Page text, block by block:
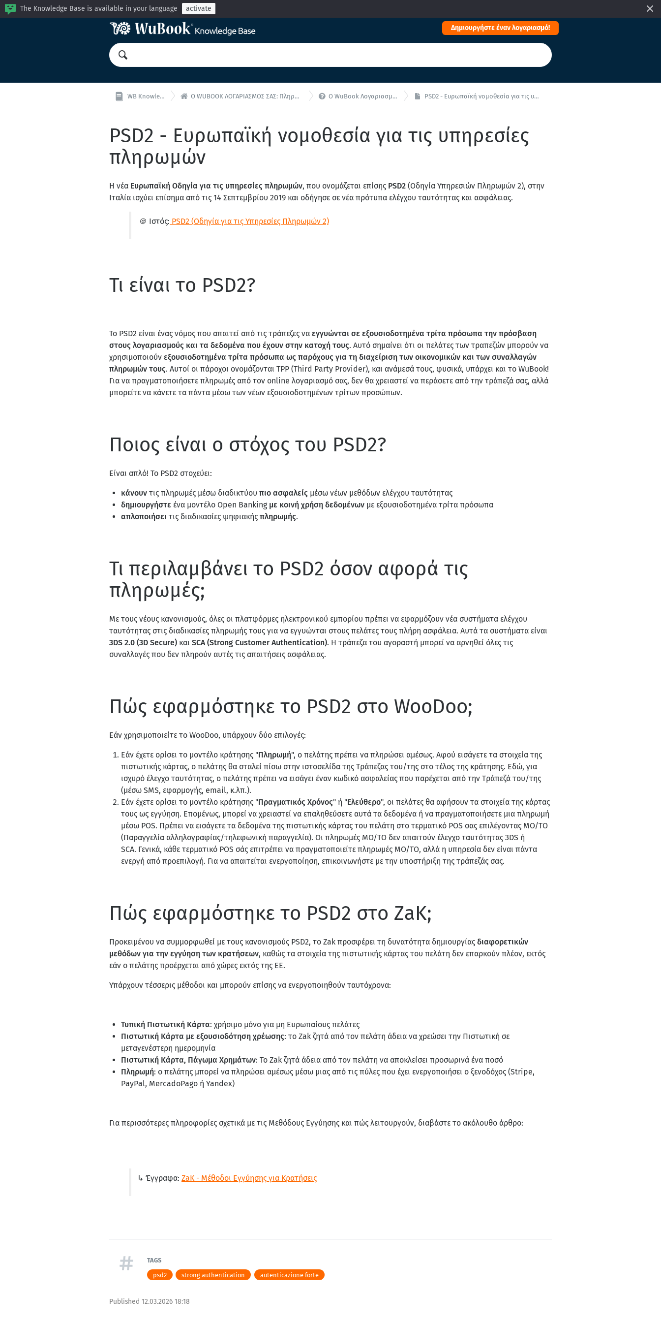
The Knowledge Base is available in your language activate
Δημιουργήστε έναν λογαριασμό!
WB Knowledge Base  Ο WUBOOK ΛΟΓΑΡΙΑΣΜΟΣ ΣΑΣ: Πληρωμές και διαχείριση  Ο WuBook Λογαριασμός σας - F.A.Q PSD2 - Ευρωπαϊκή νομοθεσία για τις υπηρεσίες πληρωμών
PSD2 - Ευρωπαϊκή νομοθεσία για τις υπηρεσίες
πληρωμών
Η νέα Ευρωπαϊκή Οδηγία για τις υπηρεσίες πληρωμών, που ονομάζεται επίσης PSD2 (Οδηγία Υπηρεσιών Πληρωμών 2), στην
Ιταλία ισχύει επίσημα από τις 14 Σεπτεμβρίου 2019 και οδήγησε σε νέα πρότυπα ελέγχου ταυτότητας και ασφάλειας.
＠ Ιστός: PSD2 (Οδηγία για τις Υπηρεσίες Πληρωμών 2)
Τι είναι το PSD2?
Το PSD2 είναι ένας νόμος που απαιτεί από τις τράπεζες να εγγυώνται σε εξουσιοδοτημένα τρίτα πρόσωπα την πρόσβαση
στους λογαριασμούς και τα δεδομένα που έχουν στην κατοχή τους. Αυτό σημαίνει ότι οι πελάτες των τραπεζών μπορούν να
χρησιμοποιούν εξουσιοδοτημένα τρίτα πρόσωπα ως παρόχους για τη διαχείριση των οικονομικών και των συναλλαγών
πληρωμών τους. Αυτοί οι πάροχοι ονομάζονται TPP (Third Party Provider), και ανάμεσά τους, φυσικά, υπάρχει και το WuBook!
Για να πραγματοποιήσετε πληρωμές από τον online λογαριασμό σας, δεν θα χρειαστεί να περάσετε από την τράπεζά σας, αλλά
μπορείτε να κάνετε τα πάντα μέσω των νέων εξουσιοδοτημένων τρίτων προσώπων.
Ποιος είναι ο στόχος του PSD2?
Είναι απλό! Το PSD2 στοχεύει:
κάνουν τις πληρωμές μέσω διαδικτύου πιο ασφαλείς μέσω νέων μεθόδων ελέγχου ταυτότητας
δημιουργήστε ένα μοντέλο Open Banking με κοινή χρήση δεδομένων με εξουσιοδοτημένα τρίτα πρόσωπα
απλοποιήσει τις διαδικασίες ψηφιακής πληρωμής.
Τι περιλαμβάνει το PSD2 όσον αφορά τις
πληρωμές;
Με τους νέους κανονισμούς, όλες οι πλατφόρμες ηλεκτρονικού εμπορίου πρέπει να εφαρμόζουν νέα συστήματα ελέγχου
ταυτότητας στις διαδικασίες πληρωμής τους για να εγγυώνται στους πελάτες τους πλήρη ασφάλεια. Αυτά τα συστήματα είναι
3DS 2.0 (3D Secure) και SCA (Strong Customer Authentication). Η τράπεζα του αγοραστή μπορεί να αρνηθεί όλες τις
συναλλαγές που δεν πληρούν αυτές τις απαιτήσεις ασφάλειας.
Πώς εφαρμόστηκε το PSD2 στο WooDoo;
Εάν χρησιμοποιείτε το WooDoo, υπάρχουν δύο επιλογές:
Εάν έχετε ορίσει το μοντέλο κράτησης "Πληρωμή", ο πελάτης πρέπει να πληρώσει αμέσως. Αφού εισάγετε τα στοιχεία της
πιστωτικής κάρτας, ο πελάτης θα σταλεί πίσω στην ιστοσελίδα της Τράπεζας του/της στο τέλος της κράτησης. Εδώ, για
ισχυρό έλεγχο ταυτότητας, ο πελάτης πρέπει να εισάγει έναν κωδικό ασφαλείας που παρέχεται από την Τράπεζά του/της
(μέσω SMS, εφαρμογής, email, κ.λπ.).
Εάν έχετε ορίσει το μοντέλο κράτησης "Πραγματικός Χρόνος" ή "Ελεύθερο", οι πελάτες θα αφήσουν τα στοιχεία της κάρτας
τους ως εγγύηση. Επομένως, μπορεί να χρειαστεί να επαληθεύσετε αυτά τα δεδομένα ή να πραγματοποιήσετε μια πληρωμή
μέσω POS. Πρέπει να εισάγετε τα δεδομένα της πιστωτικής κάρτας του πελάτη στο τερματικό POS σας επιλέγοντας MO/TO
(Παραγγελία αλληλογραφίας/τηλεφωνική παραγγελία). Οι πληρωμές MO/TO δεν απαιτούν έλεγχο ταυτότητας 3DS ή
SCA. Γενικά, κάθε τερματικό POS σάς επιτρέπει να πραγματοποιείτε πληρωμές MO/TO, αλλά η υπηρεσία δεν είναι πάντα
ενεργή από προεπιλογή. Για να απαιτείται ενεργοποίηση, επικοινωνήστε με την υποστήριξη της τράπεζάς σας.
Πώς εφαρμόστηκε το PSD2 στο ZaK;
Προκειμένου να συμμορφωθεί με τους κανονισμούς PSD2, το Zak προσφέρει τη δυνατότητα δημιουργίας διαφορετικών
μεθόδων για την εγγύηση των κρατήσεων, καθώς τα στοιχεία της πιστωτικής κάρτας του πελάτη δεν επαρκούν πλέον, εκτός
εάν ο πελάτης προέρχεται από χώρες εκτός της ΕΕ.
Υπάρχουν τέσσερις μέθοδοι και μπορούν επίσης να ενεργοποιηθούν ταυτόχρονα:
Τυπική Πιστωτική Κάρτα: χρήσιμο μόνο για μη Ευρωπαίους πελάτες
Πιστωτική Kάρτα με εξουσιοδότηση χρέωσης: το Zak ζητά από τον πελάτη άδεια να χρεώσει την Πιστωτική σε
μεταγενέστερη ημερομηνία
Πιστωτική Κάρτα, Πάγωμα Χρημάτων: Το Zak ζητά άδεια από τον πελάτη να αποκλείσει προσωρινά ένα ποσό
Πληρωμή: ο πελάτης μπορεί να πληρώσει αμέσως μέσω μιας από τις πύλες που έχει ενεργοποιήσει ο ξενοδόχος (Stripe,
PayPal, MercadoPago ή Yandex)
Για περισσότερες πληροφορίες σχετικά με τις Μεθόδους Εγγύησης και πώς λειτουργούν, διαβάστε το ακόλουθο άρθρο:
↳ Έγγραφα: ZaK - Μέθοδοι Εγγύησης για Κρατήσεις
TAGS
psd2 strong authentication autenticazione forte
Published 12.03.2026 18:18